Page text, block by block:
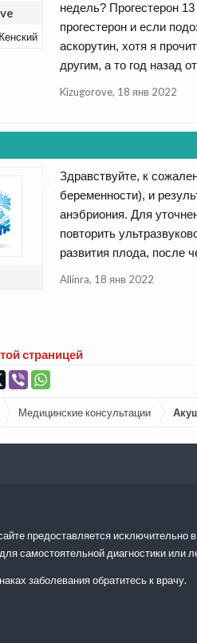
недель? Прогестерон
прогестерон и если
аскорутин, хотя я
другим, а то год назад
Kizugorove, 18 янв 2022
Здравствуйте, к
беременности), и
анэбриония. Для
повторить
развития плода, после
Allinra, 18 янв 2022
страницей
Медицинские консультации
предоставляется исключительно
самостоятельной диагностики или
заболевания обратитесь к врачу.